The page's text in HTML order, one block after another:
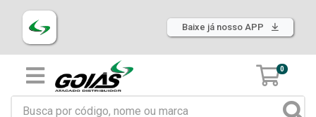
Baixe já nosso APP
0